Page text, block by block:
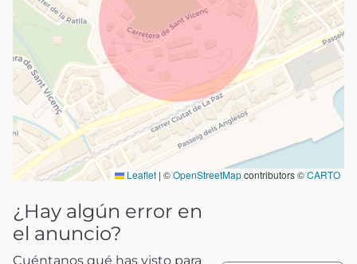
Leaflet | ©OpenStreetMapcontributors ©CARTO
¿Hay algún error en
el anuncio?
Cuéntanos qué has visto para